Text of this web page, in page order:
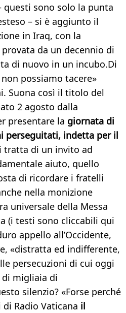
questi sono solo la punta
– si è aggiunto il
in Iraq, con la
da un decennio di
di nuovo in un incubo.Di
possiamo tacere»
Suona così il titolo del
2 agosto dalla
presentare la giornata di
perseguitati, indetta per il
tratta di un invito ad
aiuto, quello
di ricordare i fratelli
nella monizione
universale della Messa
(i testi sono cliccabili qui
appello all’Occidente,
«distratta ed indifferente,
persecuzioni di cui oggi
migliaia di
silenzio? «Forse perché
Radio Vaticana il